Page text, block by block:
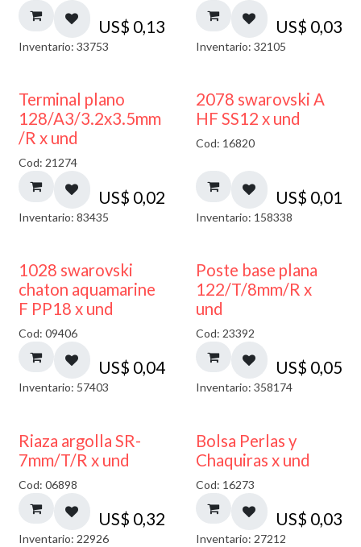
US$ 0,13
Inventario: 33753
US$ 0,03
Inventario: 32105
Terminal plano
128/A3/3.2x3.5mm
/R x und
Cod: 21274
US$ 0,02
Inventario: 83435
2078 swarovski A
HF SS12 x und
Cod: 16820
US$ 0,01
Inventario: 158338
1028 swarovski
chaton aquamarine
F PP18 x und
Cod: 09406
US$ 0,04
Inventario: 57403
Poste base plana
122/T/8mm/R x
und
Cod: 23392
US$ 0,05
Inventario: 358174
Riaza argolla SR-
7mm/T/R x und
Cod: 06898
US$ 0,32
Inventario: 22926
Bolsa Perlas y
Chaquiras x und
Cod: 16273
US$ 0,03
Inventario: 27212